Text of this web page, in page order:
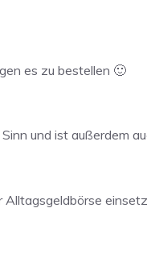
es zu bestellen 🙂
und ist außerdem